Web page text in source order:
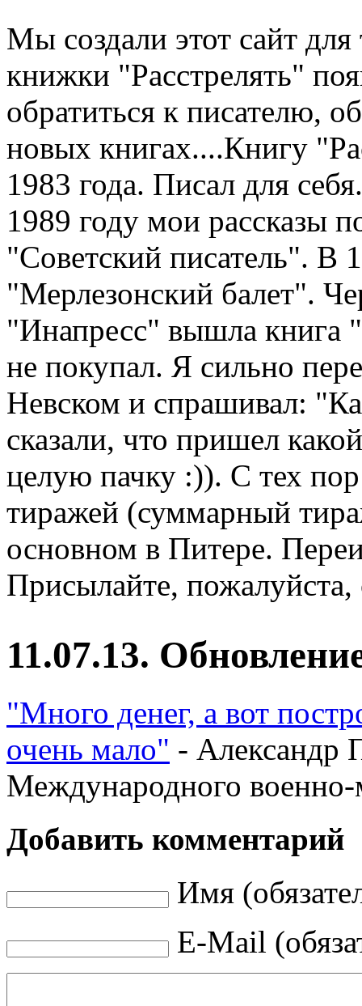
Мы создали этот сайт
книжки "Расстрелять"
обратиться к писателю,
новых книгах....Книгу
1983 года. Писал для
1989 году мои рассказы
"Советский писатель". В
"Мерлезонский балет".
"Инапресс" вышла книга
не покупал. Я сильно
Невском и спрашивал:
сказали, что пришел
целую пачку :)). С тех
тиражей (суммарный
основном в Питере.
Присылайте,
11.07.13.
"Много денег, а вот
очень мало" - Александр
Международного военно-
Добавить комментарий
Имя
E-Mail